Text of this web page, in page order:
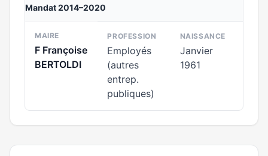
Mandat 2014–2020
MAIRE
F Françoise
BERTOLDI
PROFESSION
Employés
(autres
entrep.
publiques)
NAISSANCE
Janvier
1961